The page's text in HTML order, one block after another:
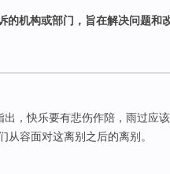
机构或部门，旨在解决问题和
出，快乐要有悲伤作陪，雨过应
容面对这离别之后的离别。